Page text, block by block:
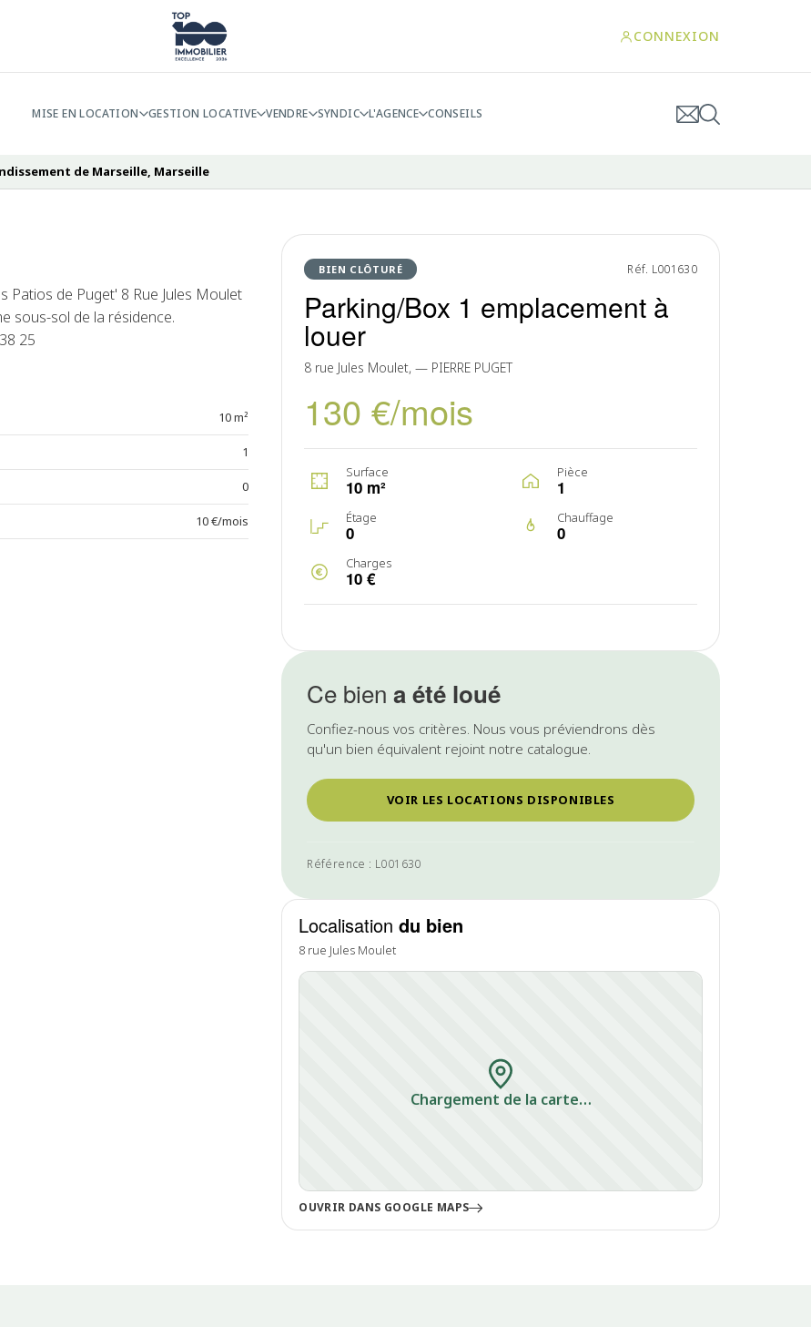
CONNEXION
MISE EN LOCATION GESTION LOCATIVE VENDRE SYNDIC L'AGENCE CONSEILS
de Marseille, Marseille
BIEN CLÔTURÉ Réf. L001630
Parking/Box 1 emplacement à
louer
8 rue Jules Moulet, — PIERRE PUGET
130 €/mois
Surface
10 m²
Pièce
1
Étage
0
Chauffage
0
Charges
10 €
Ce biena été loué
Confiez-nous vos critères. Nous vous préviendrons dès
qu'un bien équivalent rejoint notre catalogue.
VOIR LES LOCATIONS DISPONIBLES
Référence : L001630
Localisationdu bien
8 rue Jules Moulet
Chargement de la carte…
OUVRIR DANS GOOGLE MAPS
Patios de Puget' 8 Rue Jules Moulet
sous-sol de la résidence.
25
10 m²
1
0
10 €/mois